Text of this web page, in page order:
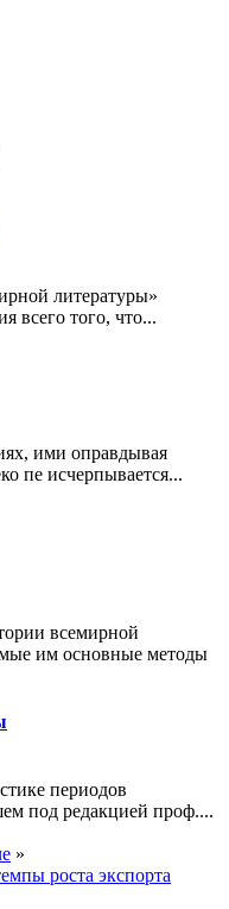
литературы»
всего того, что...
ими оправдывая
пе исчерпывается...
всемирной
им основные методы
периодов
под редакцией проф....
»
роста экспорта